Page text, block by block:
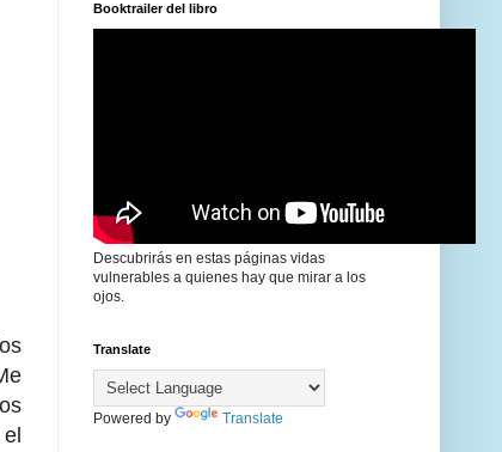
Booktrailer del libro
Descubrirás en estas páginas vidas
vulnerables a quienes hay que mirar a los
ojos.
Translate
Powered by Translate